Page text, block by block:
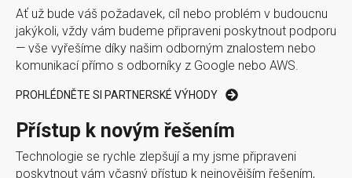
Ať už bude váš požadavek, cíl nebo problém v budoucnu
jakýkoli, vždy vám budeme připraveni poskytnout podporu
— vše vyřešíme díky našim odborným znalostem nebo
komunikací přímo s odborníky z Google nebo AWS.
PROHLÉDNĚTE SI PARTNERSKÉ VÝHODY
Přístup k novým řešením
Technologie se rychle zlepšují a my jsme připraveni
poskytnout vám včasný přístup k nejnovějším řešením,